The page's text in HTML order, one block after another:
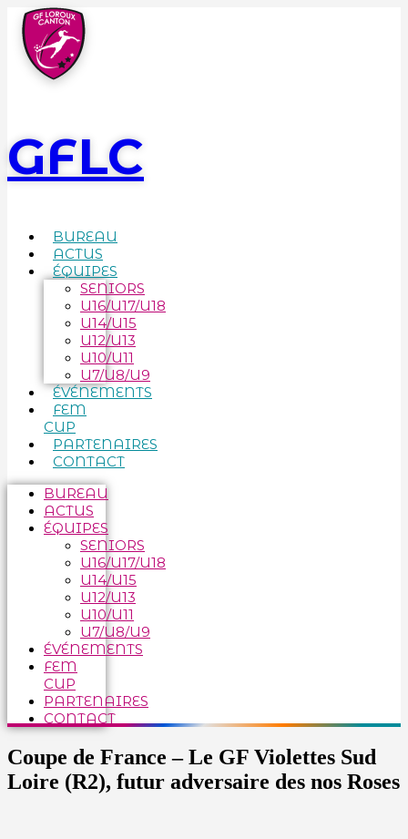
GFLC
BUREAU
ACTUS
ÉQUIPES
SENIORS
U16/U17/U18
U14/U15
U12/U13
U10/U11
U7/U8/U9
ÉVÉNEMENTS
FEM
CUP
PARTENAIRES
CONTACT
BUREAU
ACTUS
ÉQUIPES
SENIORS
U16/U17/U18
U14/U15
U12/U13
U10/U11
U7/U8/U9
ÉVÉNEMENTS
FEM
CUP
PARTENAIRES
CONTACT
Coupe de France – Le GF Violettes Sud
Loire (R2), futur adversaire des nos Roses